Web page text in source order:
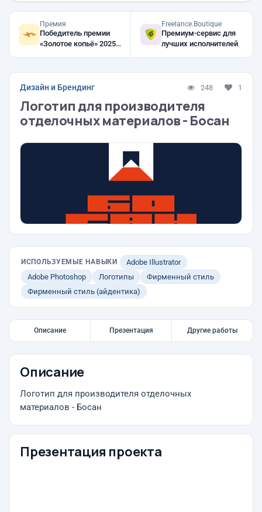
Премия
Победитель премии
«Золотое копьё» 2025,
Freelance.Boutique
Премиум-сервис для
лучших исполнителей
Дизайн и Брендинг 248 1
Логотип для производителя
отделочных материалов - Босан
ИСПОЛЬЗУЕМЫЕ НАВЫКИ
Adobe Illustrator
Adobe Photoshop
Логотипы
Фирменный стиль
Фирменный стиль (айдентика)
Описание Презентация Другие работы
Описание
Логотип для производителя отделочных
материалов - Босан
Презентация проекта